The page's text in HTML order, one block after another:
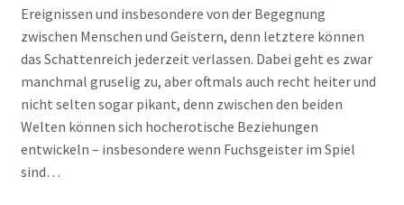
Ereignissen und insbesondere von der Begegnung
zwischen Menschen und Geistern, denn letztere können
das Schattenreich jederzeit verlassen. Dabei geht es zwar
manchmal gruselig zu, aber oftmals auch recht heiter und
nicht selten sogar pikant, denn zwischen den beiden
Welten können sich hocherotische Beziehungen
entwickeln – insbesondere wenn Fuchsgeister im Spiel
sind…